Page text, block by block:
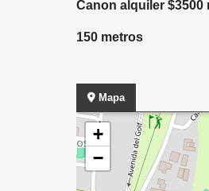
Canon alquiler $3500
150 metros
Mapa
+
−